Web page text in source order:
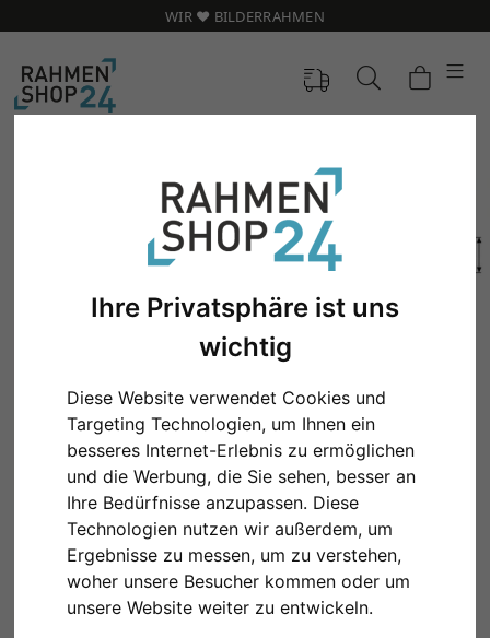
Ihre Privatsphäre ist uns
wichtig
Diese Website verwendet Cookies und
Targeting Technologien, um Ihnen ein
besseres Internet-Erlebnis zu ermöglichen
und die Werbung, die Sie sehen, besser an
Ihre Bedürfnisse anzupassen. Diese
Technologien nutzen wir außerdem, um
Ergebnisse zu messen, um zu verstehen,
woher unsere Besucher kommen oder um
unsere Website weiter zu entwickeln.
WIR ❤️ BILDERRAHMEN
Zurück